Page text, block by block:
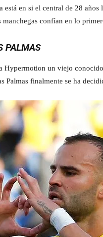
en si el central de 28
confían en lo
PALMAS
Hypermotion un viejo
Palmas finalmente se ha